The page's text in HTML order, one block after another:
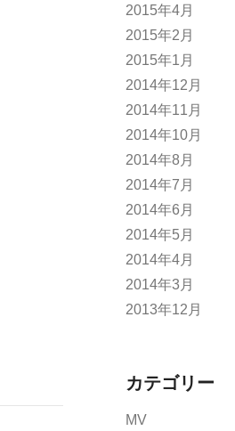
2015年4月
2015年2月
2015年1月
2014年12月
2014年11月
2014年10月
2014年8月
2014年7月
2014年6月
2014年5月
2014年4月
2014年3月
2013年12月
カテゴリー
MV